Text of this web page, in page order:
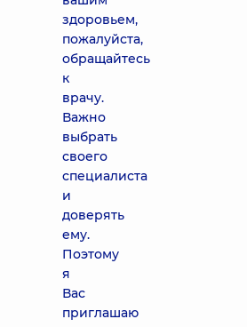
здоровьем,
пожалуйста,
обращайтесь
к
врачу.
Важно
выбрать
своего
специалиста
и
доверять
ему.
Поэтому
я
Вас
приглашаю